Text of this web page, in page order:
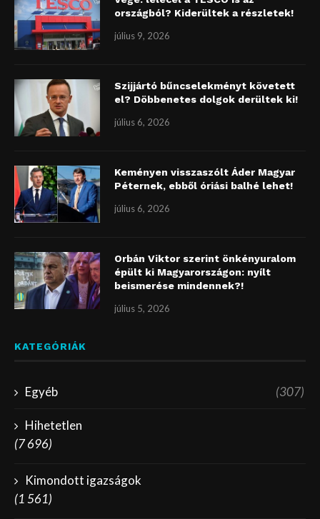
országból? Kiderültek a részletek!
július 9, 2026
Szijjártó bűncselekményt követett
el? Döbbenetes dolgok derültek ki!
július 6, 2026
Keményen visszaszólt Áder Magyar
Péternek, ebből óriási balhé lehet!
július 6, 2026
Orbán Viktor szerint önkényuralom
épült ki Magyarországon: nyílt
beismerése mindennek?!
július 5, 2026
KATEGÓRIÁK
Egyéb (307)
Hihetetlen
(7 696)
Kimondott igazságok
(1 561)